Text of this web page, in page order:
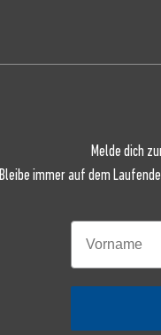
Melde dich
Bleibe immer auf dem